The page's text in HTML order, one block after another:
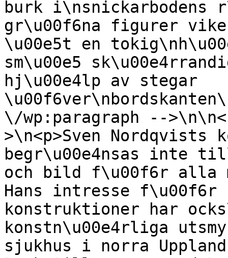
burk i\nsnickarbodens
gr\u00f6na figurer
\u00e5t en
sm\u00e5
hj\u00e4lp av stegar
\/wp:paragraph --
>\n<p>Sven Nordqvists
begr\u00e4nsas inte
och bild f\u00f6r alla
Hans intresse
konstruktioner har
konstn\u00e4rliga
sjukhus i norra